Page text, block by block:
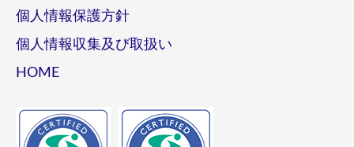
個人情報保護方針
個人情報収集及び取扱い
HOME